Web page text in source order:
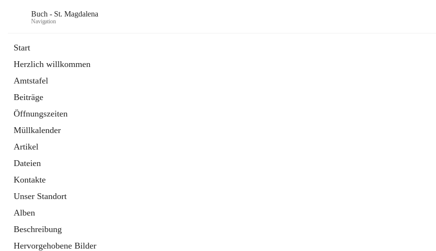
Buch - St. Magdalena
Navigation
Start
Herzlich willkommen
Amtstafel
Beiträge
Öffnungszeiten
Müllkalender
Artikel
Dateien
Kontakte
Unser Standort
Alben
Beschreibung
Hervorgehobene Bilder